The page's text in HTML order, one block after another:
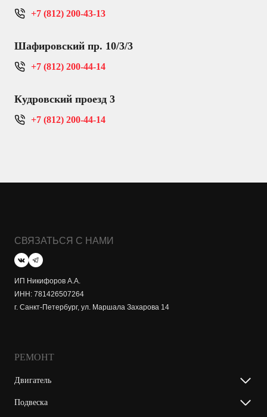
+7 (812) 200-43-13
Шафировский пр. 10/3/3
+7 (812) 200-44-14
Кудровский проезд 3
+7 (812) 200-44-14
СВЯЗАТЬСЯ С НАМИ
ИП Никифоров А.А.
ИНН: 781426507264
г. Санкт-Петербург, ул. Маршала Захарова 14
РЕМОНТ
Двигатель
Подвеска